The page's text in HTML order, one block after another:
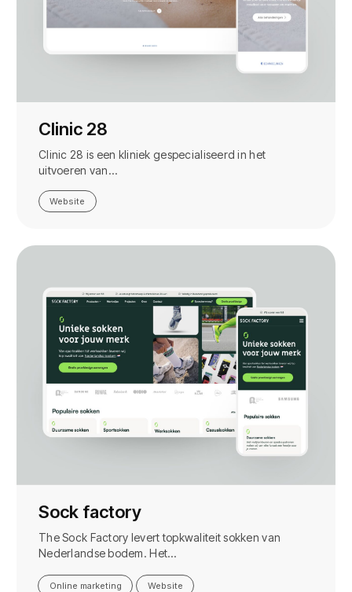
Clinic 28
Clinic 28 is een kliniek gespecialiseerd in het
uitvoeren van…
Website
Sock factory
The Sock Factory levert topkwaliteit sokken van
Nederlandse bodem. Het…
Online marketing Website